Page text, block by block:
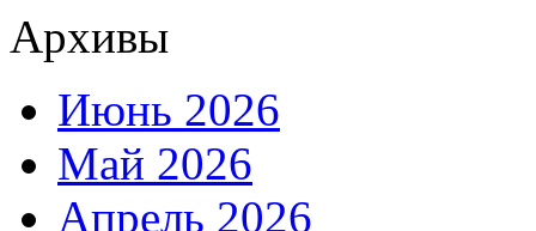
Архивы
Июнь 2026
Май 2026
Апрель 2026